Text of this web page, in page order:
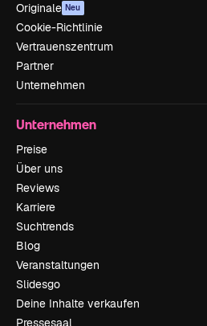
Originale Neu
Cookie-Richtlinie
Vertrauenszentrum
Partner
Unternehmen
Unternehmen
Preise
Über uns
Reviews
Karriere
Suchtrends
Blog
Veranstaltungen
Slidesgo
Deine Inhalte verkaufen
Pressesaal